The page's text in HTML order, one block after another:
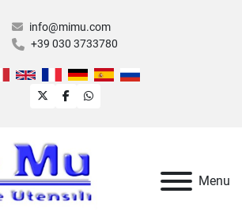
info@mimu.com
+39 030 3733780
twitterfacebookwhatsapp
Menu